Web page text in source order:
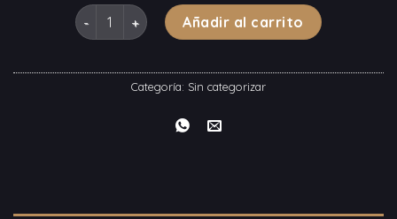
Brooklyn Long Sleeve Sweater cantidad
Añadir al carrito
Categoría: Sin categorizar